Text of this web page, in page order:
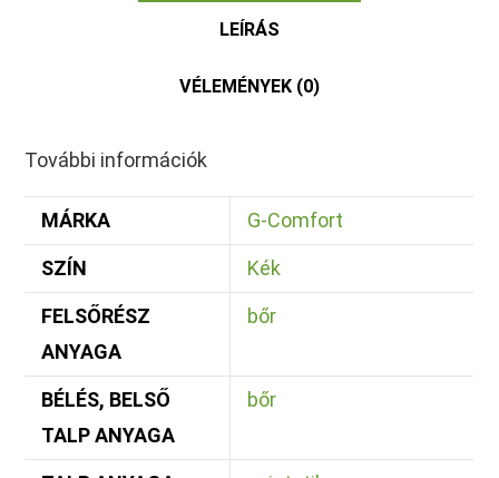
LEÍRÁS
VÉLEMÉNYEK (0)
További információk
MÁRKA G-Comfort
SZÍN Kék
FELSŐRÉSZ
ANYAGA
bőr
BÉLÉS, BELSŐ
TALP ANYAGA
bőr